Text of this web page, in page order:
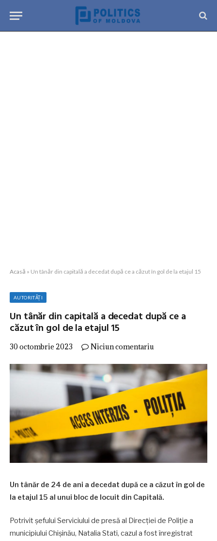
Acasă » Un tânăr din capitală a decedat după ce a căzut în gol de la etajul 15
AUTORITĂȚI
Un tânăr din capitală a decedat după ce a
căzut în gol de la etajul 15
30 octombrie 2023 Niciun comentariu
Un tânăr de 24 de ani a decedat după ce a căzut în gol de
la etajul 15 al unui bloc de locuit din Capitală.
Potrivit șefului Serviciului de presă al Direcției de Poliție a
municipiului Chișinău, Natalia Stati, cazul a fost înregistrat